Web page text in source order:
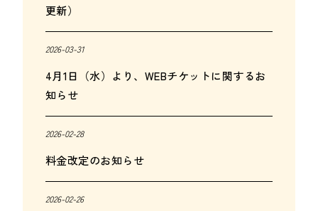
更新）
2026-03-31
4月1日（水）より、WEBチケットに関するお
知らせ
2026-02-28
料金改定のお知らせ
2026-02-26